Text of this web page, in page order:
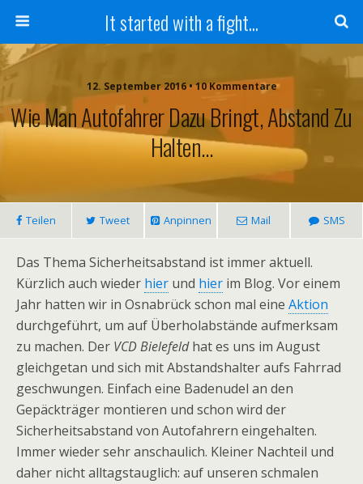
It started with a fight...
12. September 2016 • 10 Kommentare
Wie Man Autofahrer Dazu Bringt, Abstand Zu
Halten…
Teilen Tweet Anpinnen Mail SMS
Das Thema Sicherheitsabstand ist immer aktuell.
Kürzlich auch wieder hier und hier im Blog. Vor einem
Jahr hatten wir in Osnabrück schon mal eine Aktion
durchgeführt, um auf Überholabstände aufmerksam
zu machen. Der VCD Bielefeldhat es uns im August
gleichgetan und sich mit Abstandshalter aufs Fahrrad
geschwungen. Einfach eine Badenudel an den
Gepäckträger montieren und schon wird der
Sicherheitsabstand von Autofahrern eingehalten.
Immer wieder sehr anschaulich. Kleiner Nachteil und
daher nicht alltagstauglich: auf unseren schmalen